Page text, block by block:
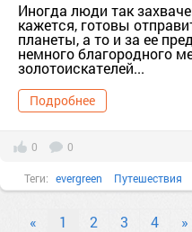
Иногда люди так
кажется, готовы
планеты, а то и за ее
немного благородного
золотоискателей...
Подробнее
0 0
Теги: evergreen Путешествия
« 1 2 3 4 »